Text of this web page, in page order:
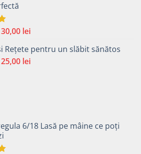
a
fost:
49,00 lei.
Prețul
a
fost:
30,00 leiPrețul
este:
30,00 lei.
Rețete pentru un slăbit sănătos
Prețul
25,00 leiPrețul
6/18 Lasă pe mâine ce poți